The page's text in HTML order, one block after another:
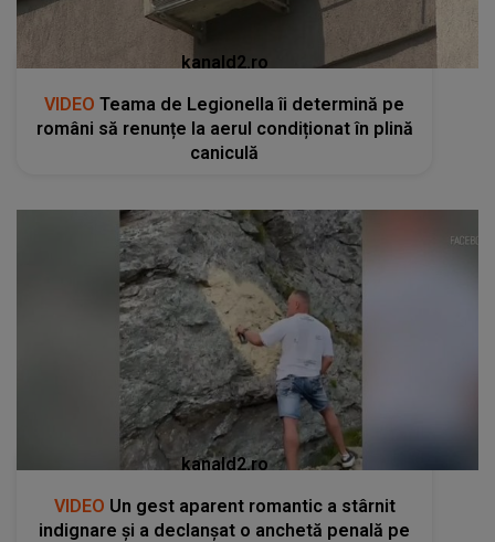
kanald2.ro
VIDEO Teama de Legionella îi determină pe
români să renunțe la aerul condiționat în plină
caniculă
kanald2.ro
VIDEO Un gest aparent romantic a stârnit
indignare și a declanșat o anchetă penală pe